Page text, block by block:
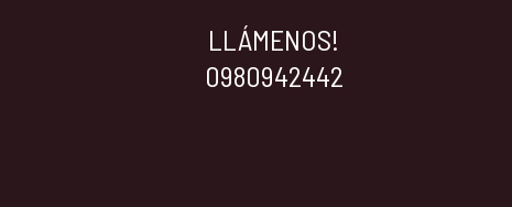
LLÁMENOS!
0980942442